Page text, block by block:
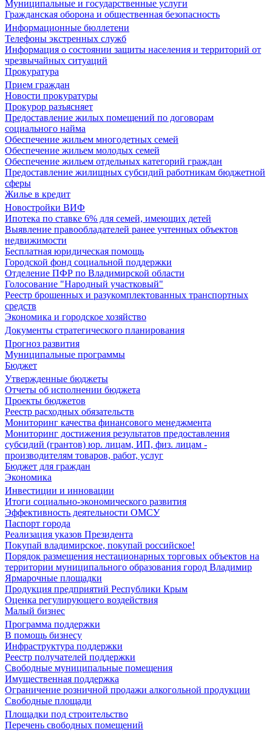
Муниципальные и государственные услуги
Гражданская оборона и общественная безопасность
Информационные бюллетени
Телефоны экстренных служб
Информация о состоянии защиты населения и территорий от
чрезвычайных ситуаций
Прокуратура
Прием граждан
Новости прокуратуры
Прокурор разъясняет
Предоставление жилых помещений по договорам
социального найма
Обеспечение жильем многодетных семей
Обеспечение жильем молодых семей
Обеспечение жильем отдельных категорий граждан
Предоставление жилищных субсидий работникам бюджетной
сферы
Жилье в кредит
Новостройки ВИФ
Ипотека по ставке 6% для семей, имеющих детей
Выявление правообладателей ранее учтенных объектов
недвижимости
Бесплатная юридическая помощь
Городской фонд социальной поддержки
Отделение ПФР по Владимирской области
Голосование "Народный участковый"
Реестр брошенных и разукомплектованных транспортных
средств
Экономика и городское хозяйство
Документы стратегического планирования
Прогноз развития
Муниципальные программы
Бюджет
Утвержденные бюджеты
Отчеты об исполнении бюджета
Проекты бюджетов
Реестр расходных обязательств
Мониторинг качества финансового менеджмента
Мониторинг достижения результатов предоставления
субсидий (грантов) юр. лицам, ИП, физ. лицам -
производителям товаров, работ, услуг
Бюджет для граждан
Экономика
Инвестиции и инновации
Итоги социально-экономического развития
Эффективность деятельности ОМСУ
Паспорт города
Реализация указов Президента
Покупай владимирское, покупай российское!
Порядок размещения нестационарных торговых объектов на
территории муниципального образования город Владимир
Ярмарочные площадки
Продукция предприятий Республики Крым
Оценка регулирующего воздействия
Малый бизнес
Программа поддержки
В помощь бизнесу
Инфраструктура поддержки
Реестр получателей поддержки
Свободные муниципальные помещения
Имущественная поддержка
Ограничение розничной продажи алкогольной продукции
Свободные площади
Площадки под строительство
Перечень свободных помещений